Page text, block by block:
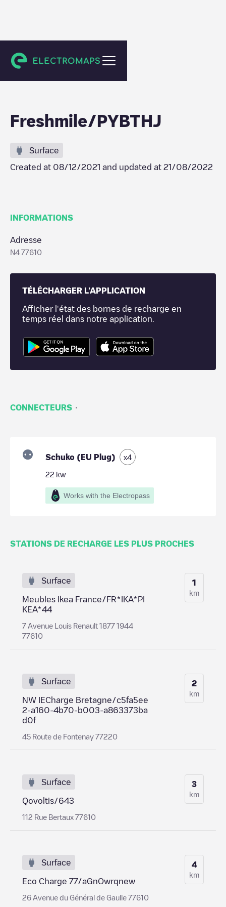
Châtres
Freshmile/PYBTHJ
Surface
Created at 08/12/2021 and updated at 21/08/2022
INFORMATIONS
Adresse
N4 77610
TÉLÉCHARGER L'APPLICATION
Afficher l'état des bornes de recharge en
temps réel dans notre application.
CONNECTEURS ·
Schuko (EU Plug) x4
22 kw
Works with the Electropass
STATIONS DE RECHARGE LES PLUS PROCHES
Surface
Meubles Ikea France/FR*IKA*PI
KEA*44
7 Avenue Louis Renault 1877 1944
77610
1
km
Surface
NW IECharge Bretagne/c5fa5ee
2-a160-4b70-b003-a863373ba
d0f
45 Route de Fontenay 77220
2
km
Surface
Qovoltis/643
112 Rue Bertaux 77610
3
km
Surface
Eco Charge 77/aGnOwrqnew
26 Avenue du Général de Gaulle 77610
4
km